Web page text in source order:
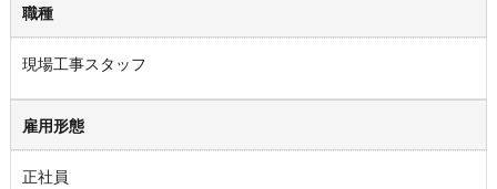
職種
現場工事スタッフ
雇用形態
正社員